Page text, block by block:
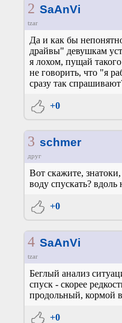
2 SaAnVi
tzar
Да и как бы
драйвы" девушкам
я лохом, пущай
не говорить, что "я
сразу так
+0
3 schmer
друг
Вот скажите,
воду спускать? вдоль
+0
4 SaAnVi
tzar
Беглый анализ
спуск - скорее
продольный, кормой
+0